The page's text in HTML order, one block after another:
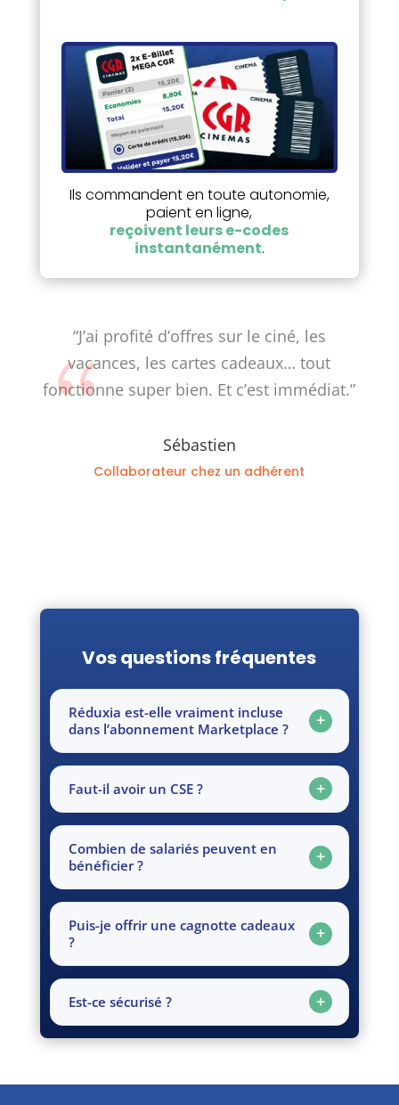
Ils commandent en toute autonomie,
paient en ligne,
reçoivent leurs e-codes
instantanément.
“J’ai profité d’offres sur le ciné, les
vacances, les cartes cadeaux… tout
fonctionne super bien. Et c’est immédiat.”
Sébastien
Collaborateur chez un adhérent
Vos questions fréquentes
Réduxia est-elle vraiment incluse
dans l’abonnement Marketplace ?
Faut-il avoir un CSE ?
Combien de salariés peuvent en
bénéficier ?
Puis-je offrir une cagnotte cadeaux
?
Est-ce sécurisé ?